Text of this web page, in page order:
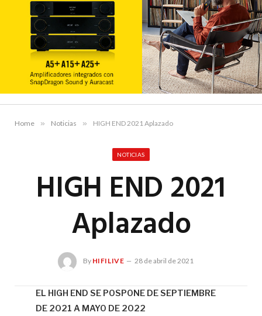
Home » Noticias » HIGH END 2021 Aplazado
NOTICIAS
HIGH END 2021
Aplazado
By HIFILIVE 28 de abril de 2021
EL HIGH END SE POSPONE DE SEPTIEMBRE
DE 2021 A MAYO DE 2022